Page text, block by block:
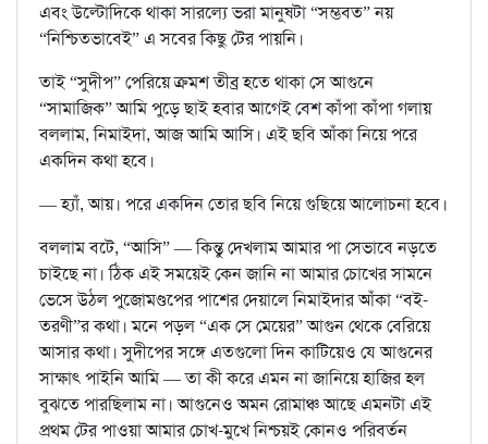
এবং উল্টোদিকে থাকা সারল্যে ভরা মানুষটা “সম্ভবত” নয়
“নিশ্চিতভাবেই” এ সবের কিছু টের পায়নি।
তাই “সুদীপ” পেরিয়ে ক্রমশ তীব্র হতে থাকা সে আগুনে
“সামাজিক” আমি পুড়ে ছাই হবার আগেই বেশ কাঁপা কাঁপা গলায়
বললাম, নিমাইদা, আজ আমি আসি। এই ছবি আঁকা নিয়ে পরে
একদিন কথা হবে।
— হ্যাঁ, আয়। পরে একদিন তোর ছবি নিয়ে গুছিয়ে আলোচনা হবে।
বললাম বটে, “আসি” — কিন্তু দেখলাম আমার পা সেভাবে নড়তে
চাইছে না। ঠিক এই সময়েই কেন জানি না আমার চোখের সামনে
ভেসে উঠল পুজোমণ্ডপের পাশের দেয়ালে নিমাইদার আঁকা “বই-
তরণী”র কথা। মনে পড়ল “এক সে মেয়ের” আগুন থেকে বেরিয়ে
আসার কথা। সুদীপের সঙ্গে এতগুলো দিন কাটিয়েও যে আগুনের
সাক্ষাৎ পাইনি আমি — তা কী করে এমন না জানিয়ে হাজির হল
বুঝতে পারছিলাম না। আগুনেও অমন রোমাঞ্চ আছে এমনটা এই
প্রথম টের পাওয়া আমার চোখ-মুখে নিশ্চয়ই কোনও পরিবর্তন